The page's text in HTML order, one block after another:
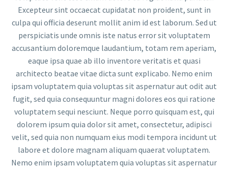
Excepteur sint occaecat cupidatat non proident, sunt in
culpa qui officia deserunt mollit anim id est laborum. Sed ut
perspiciatis unde omnis iste natus error sit voluptatem
accusantium doloremque laudantium, totam rem aperiam,
eaque ipsa quae ab illo inventore veritatis et quasi
architecto beatae vitae dicta sunt explicabo. Nemo enim
ipsam voluptatem quia voluptas sit aspernatur aut odit aut
fugit, sed quia consequuntur magni dolores eos qui ratione
voluptatem sequi nesciunt. Neque porro quisquam est, qui
dolorem ipsum quia dolor sit amet, consectetur, adipisci
velit, sed quia non numquam eius modi tempora incidunt ut
labore et dolore magnam aliquam quaerat voluptatem.
Nemo enim ipsam voluptatem quia voluptas sit aspernatur